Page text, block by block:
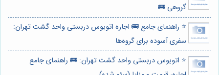
گروهی 🚌
⭐️ راهنمای جامع 🚌 اجاره اتوبوس دربستی واحد گشت تهران:
سفری آسوده برای گروه‌ها
⭐️ اتوبوس دربستی واحد گشت تهران: 🚌 راهنمای جامع